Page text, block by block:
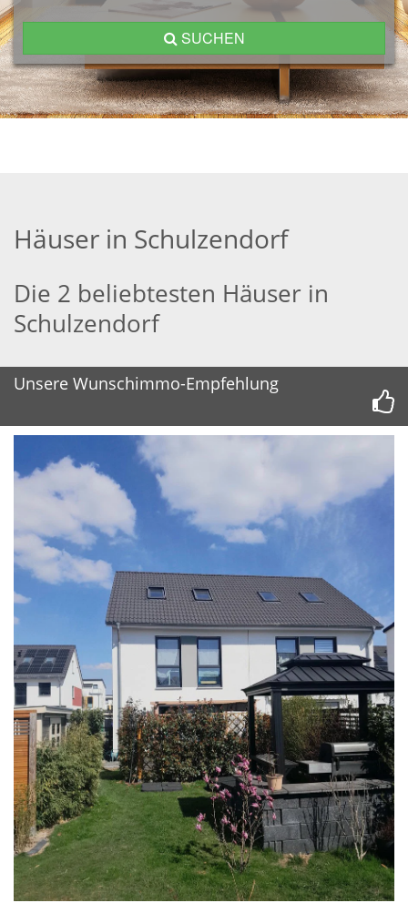
SUCHEN
Häuser in Schulzendorf
Die 2 beliebtesten Häuser in
Schulzendorf
Unsere Wunschimmo-Empfehlung